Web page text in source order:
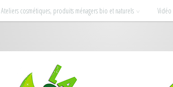
Ateliers cosmétiques, produits ménagers bio et naturels Vidéo